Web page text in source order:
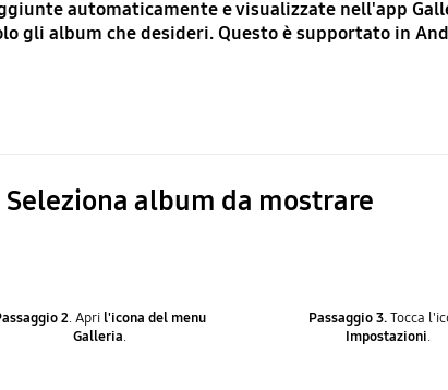
automaticamente e visualizzate nell'app
gli album che desideri. Questo è supportato in
album da mostrare
2. Apri l'icona del menu
Galleria.
Passaggio 3.Tocca
Impostazioni.